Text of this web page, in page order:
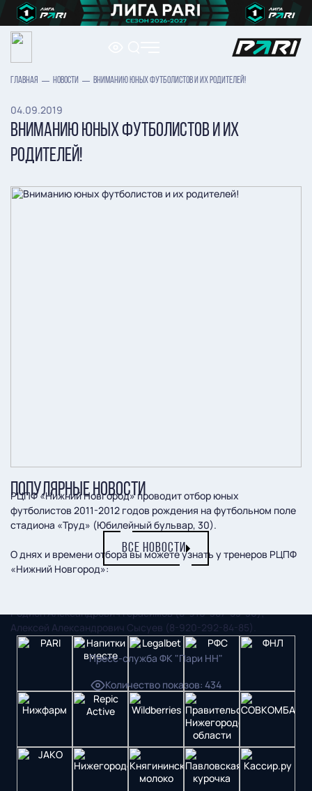
ГЛАВНАЯ НОВОСТИ ВНИМАНИЮ ЮНЫХ ФУТБОЛИСТОВ И ИХ РОДИТЕЛЕЙ!
04.09.2019
ВНИМАНИЮ ЮНЫХ ФУТБОЛИСТОВ И ИХ
РОДИТЕЛЕЙ!
РЦПФ «Нижний Новгород» проводит отбор юных
футболистов 2011-2012 годов рождения на футбольном поле
стадиона «Труд» (Юбилейный бульвар, 30).
О днях и времени отбора вы можете узнать у тренеров РЦПФ
«Нижний Новгород»:
Родион Александрович Герасимов (8-910-387-53-30);
Алексей Александрович Сысуев (8-920-292-84-85).
Пресс-служба ФК "Пари НН"
Количество показов: 434
ПОПУЛЯРНЫЕ НОВОСТИ
ВСЕ НОВОСТИ